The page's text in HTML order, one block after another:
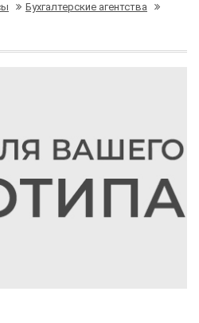
Бухгалтерские агентства